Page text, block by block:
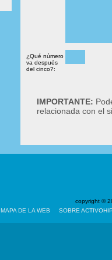
¿Qué número
va después
del cinco?:
IMPORTANTE:
relacionada con el
copyright ©
MAPA DE LA WEB SOBRE